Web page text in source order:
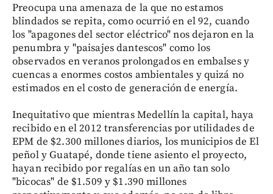
Preocupa una amenaza de la que no estamos
blindados se repita, como ocurrió en el 92, cuando
los "apagones del sector eléctrico" nos dejaron en la
penumbra y "paisajes dantescos" como los
observados en veranos prolongados en embalses y
cuencas a enormes costos ambientales y quizá no
estimados en el costo de generación de energía.
Inequitativo que mientras Medellín la capital, haya
recibido en el 2012 transferencias por utilidades de
EPM de $2.300 millones diarios, los municipios de El
peñol y Guatapé, donde tiene asiento el proyecto,
hayan recibido por regalías en un año tan solo
"bicocas" de $1.509 y $1.390 millones